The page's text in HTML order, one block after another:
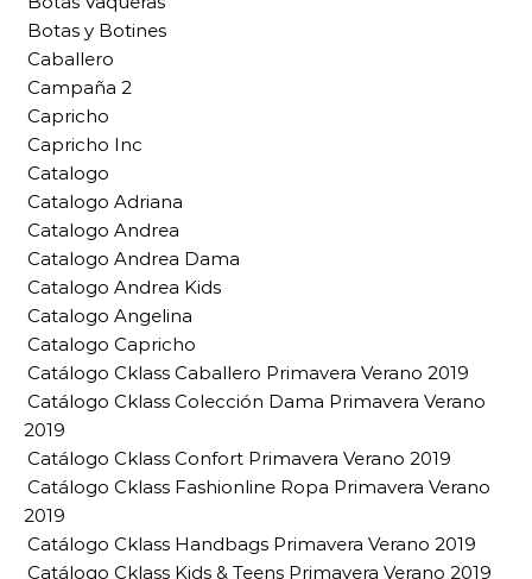
Botas y Botines
Caballero
Campaña 2
Capricho
Capricho Inc
Catalogo
Catalogo Adriana
Catalogo Andrea
Catalogo Andrea Dama
Catalogo Andrea Kids
Catalogo Angelina
Catalogo Capricho
Catálogo Cklass Caballero Primavera Verano 2019
Catálogo Cklass Colección Dama Primavera Verano
2019
Catálogo Cklass Confort Primavera Verano 2019
Catálogo Cklass Fashionline Ropa Primavera Verano
2019
Catálogo Cklass Handbags Primavera Verano 2019
Catálogo Cklass Kids & Teens Primavera Verano 2019